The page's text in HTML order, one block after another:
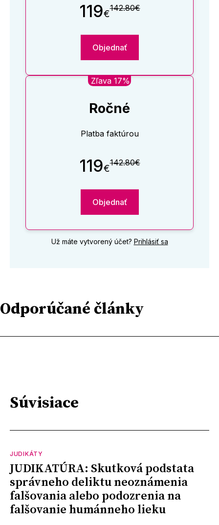
119€142.80€
Objednať
Zľava 17%
Ročné
Platba faktúrou
119€142.80€
Objednať
Už máte vytvorený účet? Prihlásiť sa
Odporúčané články
Súvisiace
JUDIKÁTY
JUDIKATÚRA: Skutková podstata
správneho deliktu neoznámenia
falšovania alebo podozrenia na
falšovanie humánneho lieku